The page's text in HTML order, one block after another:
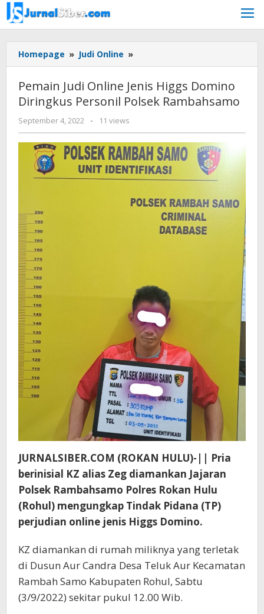
Skip
to
content
Homepage » Judi Online »
Judi
Jenis
Higgs
Personil
Polsek
Rambahsamo
Pemain Judi Online Jenis Higgs Domino
Diringkus Personil Polsek Rambahsamo
September 4, 2022
by
Jurnalsiber
- 11 views
JURNALSIBER.COM (ROKAN HULU)-|| Pria
berinisial KZ alias Zeg diamankan Jajaran
Polsek Rambahsamo Polres Rokan Hulu
(Rohul) mengungkap Tindak Pidana (TP)
perjudian online jenis Higgs Domino.
KZ diamankan di rumah miliknya yang terletak
di Dusun Aur Candra Desa Teluk Aur Kecamatan
Rambah Samo Kabupaten Rohul, Sabtu
(3/9/2022) sekitar pukul 12.00 Wib.